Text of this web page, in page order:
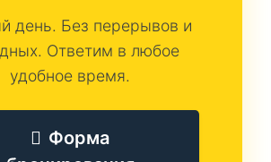
день. Без перерывов и
Ответим в любое
удобное время.
Форма